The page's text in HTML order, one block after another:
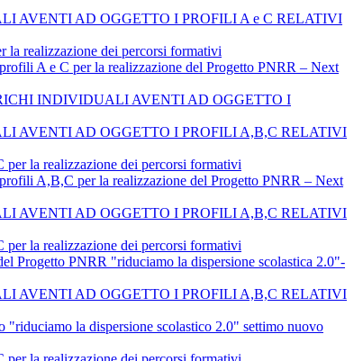
AVENTI AD OGGETTO I PROFILI A e C RELATIVI
la realizzazione dei percorsi formativi
A e C per la realizzazione del Progetto PNRR – Next
INDIVIDUALI AVENTI AD OGGETTO I
AVENTI AD OGGETTO I PROFILI A,B,C RELATIVI
la realizzazione dei percorsi formativi
A,B,C per la realizzazione del Progetto PNRR – Next
AVENTI AD OGGETTO I PROFILI A,B,C RELATIVI
la realizzazione dei percorsi formativi
PNRR "riduciamo la dispersione scolastica 2.0"-
AVENTI AD OGGETTO I PROFILI A,B,C RELATIVI
la dispersione scolastico 2.0" settimo nuovo